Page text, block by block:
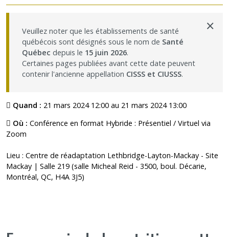
Veuillez noter que les établissements de santé
québécois sont désignés sous le nom de Santé
Québec depuis le 15 juin 2026.
Certaines pages publiées avant cette date peuvent
contenir l'ancienne appellation CISSS et CIUSSS.
×
Quand : 21 mars 2024 12:00 au 21 mars 2024 13:00
Où : Conférence en format Hybride : Présentiel / Virtuel via
Zoom
Lieu : Centre de réadaptation Lethbridge-Layton-Mackay - Site
Mackay | Salle 219 (salle Micheal Reid - 3500, boul. Décarie,
Montréal, QC, H4A 3J5)